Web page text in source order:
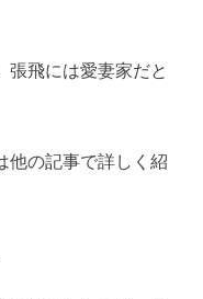
張飛には愛妻家だと
他の記事で詳しく紹